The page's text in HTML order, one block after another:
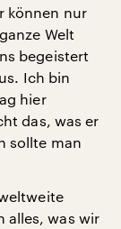
können nur
Welt
begeistert
Ich bin
hier
das, was er
sollte man
alles, was wir